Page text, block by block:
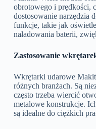
obrotowego i prędkości,
dostosowanie narzędzia
funkcje, takie jak
naładowania baterii,
Zastosowanie
Wkrętarki udarowe
różnych branżach. Są
często trzeba wiercić
metalowe konstrukcje.
są idealne do ciężkich